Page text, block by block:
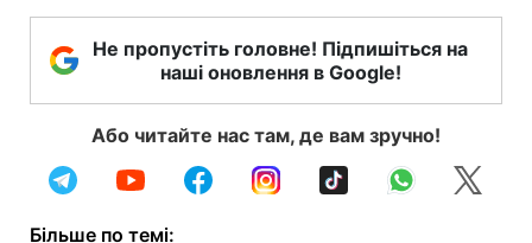
Не пропустіть головне! Підпишіться на
наші оновлення в Google!
Або читайте нас там, де вам зручно!
Більше по темі: